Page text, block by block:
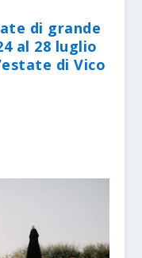
di grande
al 28 luglio
di Vico